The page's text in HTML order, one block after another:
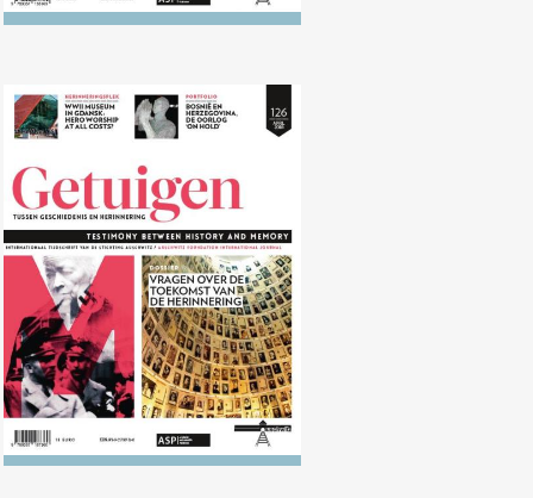
Nr. 126 (04/2018) Vragen over de
toekomst van de herinnering